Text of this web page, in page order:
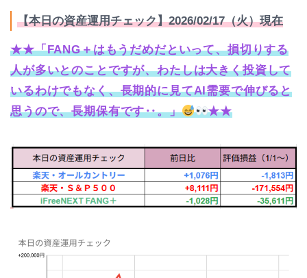
【本日の資産運用チェック】2026/02/17（火）現在
★★「FANG＋はもうだめだといって、損切りする
人が多いとのことですが、わたしは大きく投資して
いるわけでもなく、長期的に見てAI需要で伸びると
思うので、長期保有です‥。」 ★★